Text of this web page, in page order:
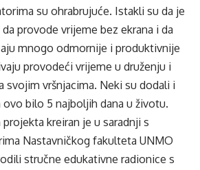
su ohrabrujuće. Istakli su da je
provode vrijeme bez ekrana i da
mnogo odmornije i produktivnije
provodeći vrijeme u druženju i
svojim vršnjacima. Neki su dodali i
ovo bilo 5 najboljih dana u životu.
projekta kreiran je u saradnji s
Nastavničkog fakulteta UNMO
stručne edukativne radionice s